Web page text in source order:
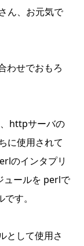
ん、お元気で
わせでおもろ
httpサーバの
に使用されて
のインタプリ
ュールを perlで
す。
として使用さ